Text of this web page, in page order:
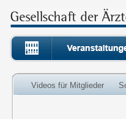
Videos für Mitglieder